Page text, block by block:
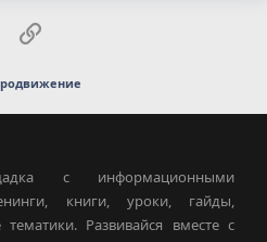
почта
Ссылка
с информационными
книги, уроки, гайды,
Развивайся вместе с